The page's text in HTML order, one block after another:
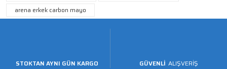
arena erkek carbon mayo
STOKTAN AYNI GÜN KARGO GÜVENLİ ALIŞVERİŞ